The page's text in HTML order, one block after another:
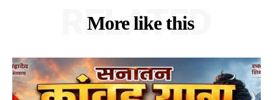
More like this
RELATED